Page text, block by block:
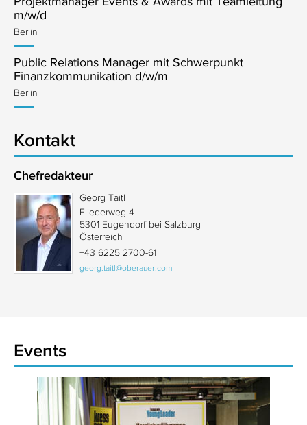
m/w/d
Berlin
Public Relations Manager mit Schwerpunkt
Finanzkommunikation d/w/m
Berlin
Kontakt
Chefredakteur
Georg Taitl
Fliederweg 4
5301 Eugendorf bei Salzburg
Österreich
+43 6225 2700-61
georg.taitl@oberauer.com
Events